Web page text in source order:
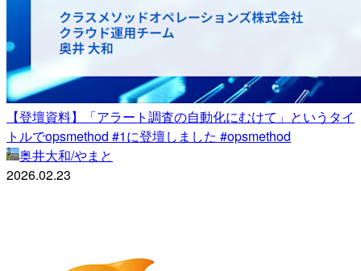
【登壇資料】「アラート調査の自動化にむけて」というタイ
トルでopsmethod #1に登壇しました #opsmethod
奥井大和/やまと
2026.02.23